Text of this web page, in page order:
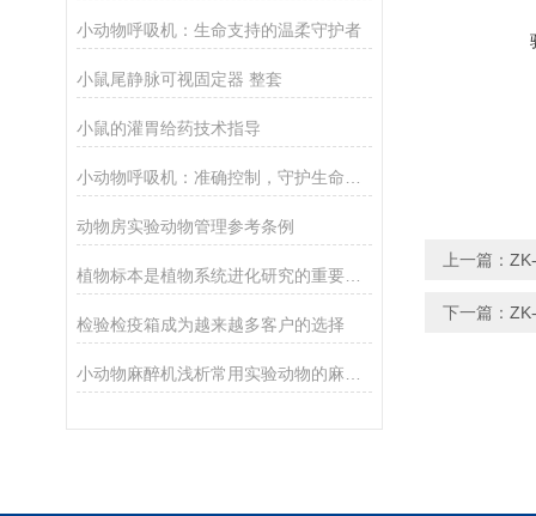
小动物呼吸机：生命支持的温柔守护者
小鼠尾静脉可视固定器 整套
小鼠的灌胃给药技术指导
动物房实验动物管理参考条例
植物标本是植物系统进化研究的重要科学依据
检验检疫箱成为越来越多客户的选择
上一篇：
下一篇：